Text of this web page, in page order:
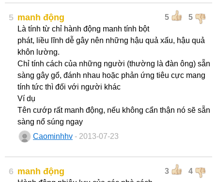
5 5 5
manh động
Là tính từ chỉ hành động manh tính bột
phát, liều lĩnh dễ gây nên những hậu quả xấu, hậu quả
khôn lường.
Chỉ tính cách của những người (thường là đàn ông) sẵn
sàng gây gổ, đánh nhau hoặc phản ứng tiêu cực mang
tính tức thì đối với người khác
Ví dụ
Tên cướp rất manh động, nếu không cẩn thận nó sẽ sẵn
sàng nổ súng ngay
Caominhhv - 2013-07-23
6 3 4
manh động